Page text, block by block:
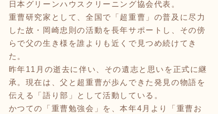
日本グリーンハウスクリーニング協会代表。
重曹研究家として、全国で「超重曹」の普及に尽力
した故・岡崎忠則の活動を長年サポートし、その傍
らで父の生き様を誰よりも近くで見つめ続けてき
た。
昨年11月の逝去に伴い、その遺志と思いを正式に継
承。現在は、父と超重曹が歩んできた発見の物語を
伝える「語り部」として活動している。
かつての「重曹勉強会」を、本年4月より「重曹お